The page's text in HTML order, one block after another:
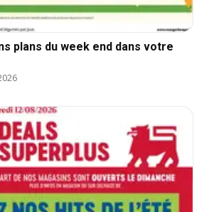
plans du week end dans votre